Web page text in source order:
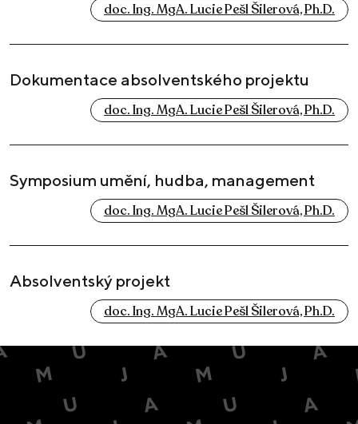
doc. Ing. MgA. Lucie Pešl Šilerová, Ph.D.
Dokumentace absolventského projektu
doc. Ing. MgA. Lucie Pešl Šilerová, Ph.D.
Symposium umění, hudba, management
doc. Ing. MgA. Lucie Pešl Šilerová, Ph.D.
Absolventský projekt
doc. Ing. MgA. Lucie Pešl Šilerová, Ph.D.